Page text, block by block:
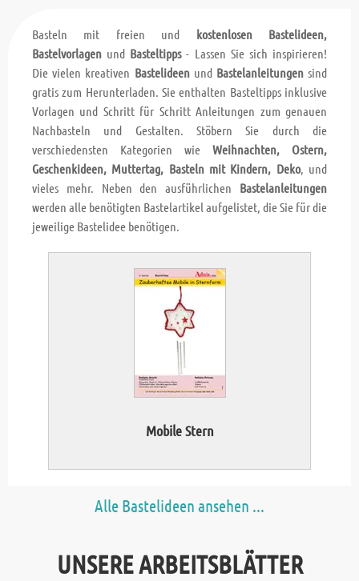
Basteln mit freien und kostenlosen Bastelideen,
Bastelvorlagen und Basteltipps- Lassen Sie sich inspirieren!
Die vielen kreativen Bastelideenund Bastelanleitungensind
gratis zum Herunterladen. Sie enthalten Basteltipps inklusive
Vorlagen und Schritt für Schritt Anleitungen zum genauen
Nachbasteln und Gestalten. Stöbern Sie durch die
verschiedensten Kategorien wie Weihnachten, Ostern,
Geschenkideen, Muttertag, Basteln mit Kindern, Deko, und
vieles mehr. Neben den ausführlichen Bastelanleitungen
werden alle benötigten Bastelartikel aufgelistet, die Sie für die
jeweilige Bastelidee benötigen.
Mobile Stern
Alle Bastelideen ansehen ...
UNSERE ARBEITSBLÄTTER